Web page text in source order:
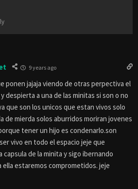
9 years ago
ponen jajaja viendo de otras perpectiva el
despierta a una de las minitas si son o no
que son los unicos que estan vivos solo
de mierda solos aburridos moriran jovenes
tener un hijo es condenarlo.son
vivo en todo el espacio jeje que
capsula de la minita y sigo ibernando
estaremos comprometidos. jeje